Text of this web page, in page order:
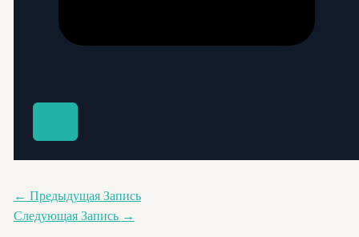
← Предыдущая Запись
Следующая Запись →